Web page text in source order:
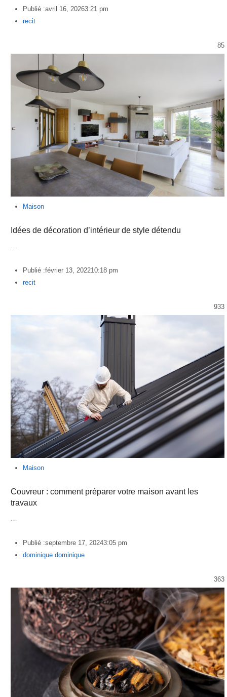
Publié :avril 16, 20263:21 pm
Author
recit
85
Maison
Idées de décoration d’intérieur de style détendu
…
Publié :février 13, 202210:18 pm
Author
recit
933
Maison
Couvreur : comment préparer votre maison avant les
travaux
Publié :septembre 17, 20243:05 pm
Author
dominique dominique
363